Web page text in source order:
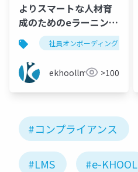
よりスマートな人材育
成のためのeラーニング
システム | e-KHOOL
社員オンボーディング
ekhoollms >100
#コンプライアンス
#LMS #e-KHOOL